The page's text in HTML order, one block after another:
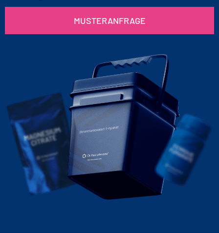
MUSTERANFRAGE
Strontiumoxalat-1-hydrat